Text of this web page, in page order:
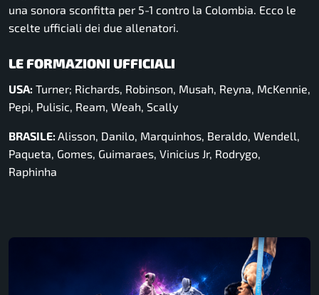
una sonora sconfitta per 5-1 contro la Colombia. Ecco le
scelte ufficiali dei due allenatori.
LE FORMAZIONI UFFICIALI
USA: Turner; Richards, Robinson, Musah, Reyna, McKennie,
Pepi, Pulisic, Ream, Weah, Scally
BRASILE: Alisson, Danilo, Marquinhos, Beraldo, Wendell,
Paqueta, Gomes, Guimaraes, Vinicius Jr, Rodrygo,
Raphinha